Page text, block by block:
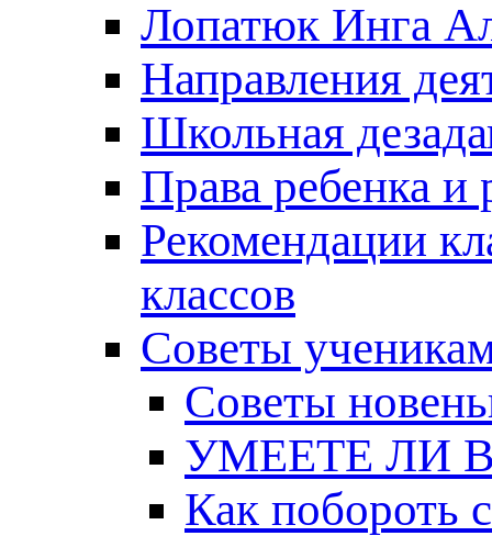
Лопатюк Инга
Направления
Школьная
Права ребенка и
Рекомендации
классов
Советы
Советы
УМЕЕТЕ ЛИ
Как побороть